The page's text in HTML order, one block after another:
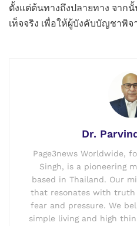
ตั้งแต่ต้นทางถึงปลายทาง จาก
เท็จจริง เพื่อให้ผู้บังคับบัญชาพิ
Dr.
Page3news Worldwide,
Singh, is a pioneering
based in Thailand. Our
that resonates with
fear and pressure. We
simple living and high